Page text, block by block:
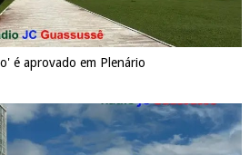
é aprovado em Plenário